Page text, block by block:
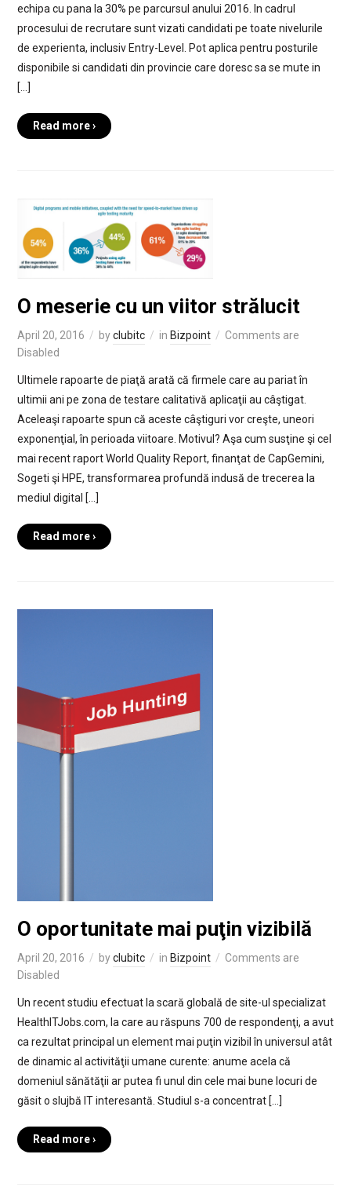
echipa cu pana la 30% pe parcursul anului 2016. In cadrul
procesului de recrutare sunt vizati candidati pe toate nivelurile
de experienta, inclusiv Entry-Level. Pot aplica pentru posturile
disponibile si candidati din provincie care doresc sa se mute in
[…]
Read more ›
O meserie cu un viitor strălucit
April 20, 2016 byclubitc in Bizpoint
Comments are
Disabled
Ultimele rapoarte de piaţă arată că firmele care au pariat în
ultimii ani pe zona de testare calitativă aplicaţii au câştigat.
Aceleaşi rapoarte spun că aceste câştiguri vor creşte, uneori
exponenţial, în perioada viitoare. Motivul? Aşa cum susţine şi cel
mai recent raport World Quality Report, finanţat de CapGemini,
Sogeti şi HPE, transformarea profundă indusă de trecerea la
mediul digital […]
Read more ›
O oportunitate mai puţin vizibilă
April 20, 2016 byclubitc in Bizpoint
Comments are
Disabled
Un recent studiu efectuat la scară globală de site-ul specializat
HealthITJobs.com, la care au răspuns 700 de respondenţi, a avut
ca rezultat principal un element mai puţin vizibil în universul atât
de dinamic al activităţii umane curente: anume acela că
domeniul sănătăţii ar putea fi unul din cele mai bune locuri de
găsit o slujbă IT interesantă. Studiul s-a concentrat […]
Read more ›